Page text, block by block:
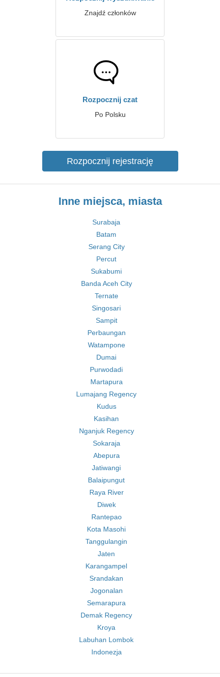
Znajdź członków
Rozpocznij czat
Po Polsku
Rozpocznij rejestrację
Inne miejsca, miasta
Surabaja
Batam
Serang City
Percut
Sukabumi
Banda Aceh City
Ternate
Singosari
Sampit
Perbaungan
Watampone
Dumai
Purwodadi
Martapura
Lumajang Regency
Kudus
Kasihan
Nganjuk Regency
Sokaraja
Abepura
Jatiwangi
Balaipungut
Raya River
Diwek
Rantepao
Kota Masohi
Tanggulangin
Jaten
Karangampel
Srandakan
Jogonalan
Semarapura
Demak Regency
Kroya
Labuhan Lombok
Indonezja